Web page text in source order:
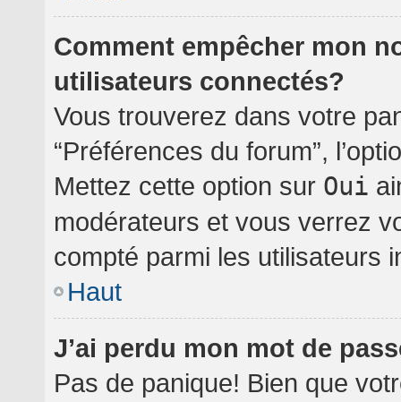
Comment empêcher mon
utilisateurs connectés?
Vous trouverez dans votre
“Préférences du forum”,
Mettez cette option sur Oui
modérateurs et vous verrez
compté parmi les utilisateurs
Haut
J’ai perdu mon mot de
Pas de panique! Bien que